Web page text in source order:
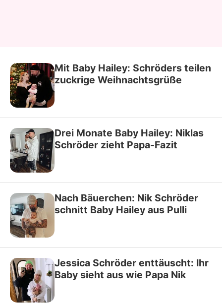
Mit Baby Hailey: Schröders teilen
zuckrige Weihnachtsgrüße
Drei Monate Baby Hailey: Niklas
Schröder zieht Papa-Fazit
Nach Bäuerchen: Nik Schröder
schnitt Baby Hailey aus Pulli
Jessica Schröder enttäuscht: Ihr
Baby sieht aus wie Papa Nik